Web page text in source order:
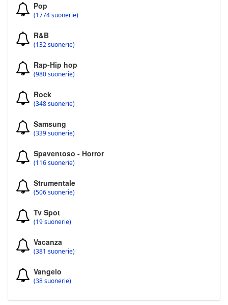
Pop
(1774 suonerie)
R&B
(132 suonerie)
Rap-Hip hop
(980 suonerie)
Rock
(348 suonerie)
Samsung
(339 suonerie)
Spaventoso - Horror
(116 suonerie)
Strumentale
(506 suonerie)
Tv Spot
(19 suonerie)
Vacanza
(381 suonerie)
Vangelo
(38 suonerie)